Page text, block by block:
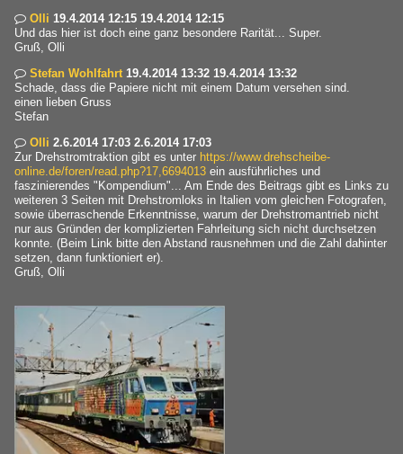
 Olli 19.4.2014 12:15 19.4.2014 12:15
Und das hier ist doch eine ganz besondere Rarität... Super.
Gruß, Olli
 Stefan Wohlfahrt 19.4.2014 13:32 19.4.2014 13:32
Schade, dass die Papiere nicht mit einem Datum versehen sind.
einen lieben Gruss
Stefan
 Olli 2.6.2014 17:03 2.6.2014 17:03
Zur Drehstromtraktion gibt es unter https://www.drehscheibe-
online.de/foren/read.php?17,6694013 ein ausführliches und
faszinierendes "Kompendium"... Am Ende des Beitrags gibt es Links zu
weiteren 3 Seiten mit Drehstromloks in Italien vom gleichen Fotografen,
sowie überraschende Erkenntnisse, warum der Drehstromantrieb nicht
nur aus Gründen der komplizierten Fahrleitung sich nicht durchsetzen
konnte. (Beim Link bitte den Abstand rausnehmen und die Zahl dahinter
setzen, dann funktioniert er).
Gruß, Olli